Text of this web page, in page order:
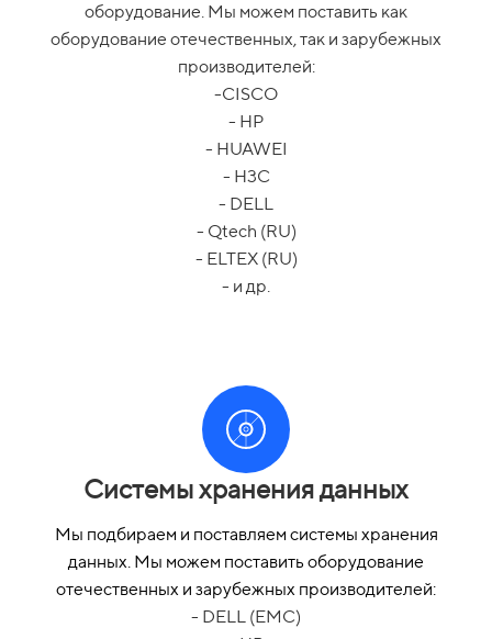
оборудование. Мы можем поставить как
оборудование отечественных, так и зарубежных
производителей:
-CISCO
- HP
- HUAWEI
- H3C
- DELL
- Qtech (RU)
- ELTEX (RU)
- и др.
Системы хранения данных
Мы подбираем и поставляем системы хранения
данных. Мы можем поставить оборудование
отечественных и зарубежных производителей:
- DELL (EMC)